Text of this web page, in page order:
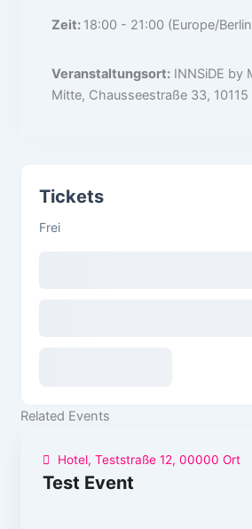
Zeit: 18:00 - 21:00 (Europe/
Veranstaltungsort:INNSiDE by
Mitte, Chausseestraße 33, 10115
Tickets
Frei
Related Events
CED REGIONAL
Hotel, Teststraße 12, 00000 Ort
Test Event